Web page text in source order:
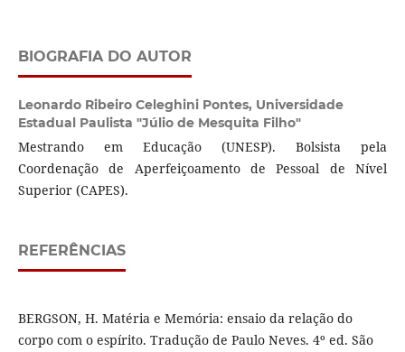
BIOGRAFIA DO AUTOR
Leonardo Ribeiro Celeghini Pontes, Universidade
Estadual Paulista "Júlio de Mesquita Filho"
Mestrando em Educação (UNESP). Bolsista pela
Coordenação de Aperfeiçoamento de Pessoal de Nível
Superior (CAPES).
REFERÊNCIAS
BERGSON, H. Matéria e Memória: ensaio da relação do
corpo com o espírito. Tradução de Paulo Neves. 4º ed. São